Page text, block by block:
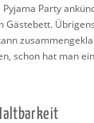
Py­ja­ma Party
schon hat man